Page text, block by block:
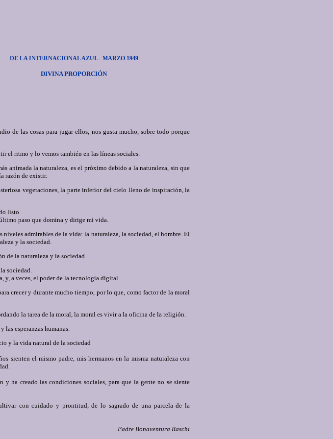
DE LA INTERNACIONAL AZUL - MARZO 1949
DIVINA PROPORCIÓN
de las cosas para jugar ellos, nos gusta mucho, sobre todo porque
el ritmo y lo vemos también en las líneas sociales.
animada la naturaleza, es el próximo debido a la naturaleza, sin que
razón de existir.
vegetaciones, la parte inferior del cielo lleno de inspiración, la
listo.
paso que domina y dirige mi vida.
niveles admirables de la vida: la naturaleza, la sociedad, el hombre. El
y la sociedad.
de la naturaleza y la sociedad.
sociedad.
y, a veces, el poder de la tecnología digital.
crecer y durante mucho tiempo, por lo que, como factor de la moral
la tarea de la moral, la moral es vivir a la oficina de la religión.
las esperanzas humanas.
y la vida natural de la sociedad
sienten el mismo padre, mis hermanos en la misma naturaleza con
ha creado las condiciones sociales, para que la gente no se siente
con cuidado y prontitud, de lo sagrado de una parcela de la
Padre Bonaventura Raschi